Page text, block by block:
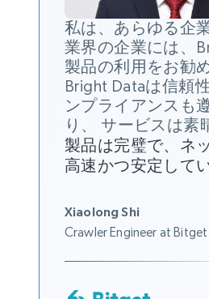
私は、あらゆる企
業界の企業には、
製品の利用をお勧
Bright Dataは信頼
ンプライアンスも
り、 サービスは素
製品は完璧で、ネ
高速かつ安定して
Xiaolong Shi
Crawler Engineer at Bitget